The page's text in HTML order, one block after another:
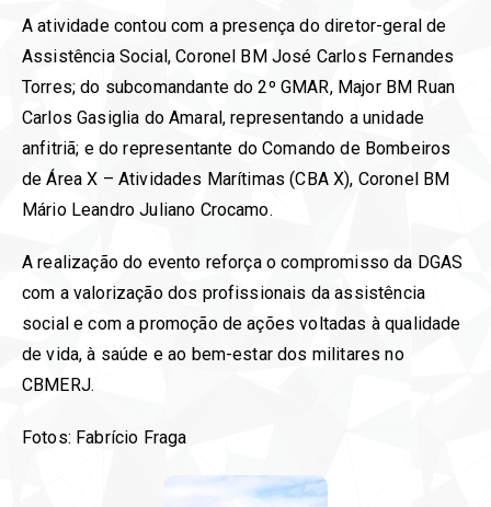
A atividade contou com a presença do diretor-geral de
Assistência Social, Coronel BM José Carlos Fernandes
Torres; do subcomandante do 2º GMAR, Major BM Ruan
Carlos Gasiglia do Amaral, representando a unidade
anfitriã; e do representante do Comando de Bombeiros
de Área X – Atividades Marítimas (CBA X), Coronel BM
Mário Leandro Juliano Crocamo.
A realização do evento reforça o compromisso da DGAS
com a valorização dos profissionais da assistência
social e com a promoção de ações voltadas à qualidade
de vida, à saúde e ao bem-estar dos militares no
CBMERJ.
Fotos: Fabrício Fraga